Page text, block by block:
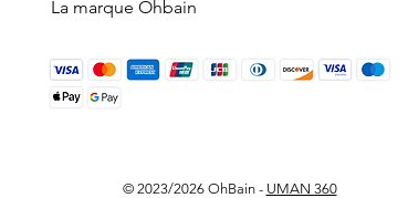
La marque Ohbain
© 2023/2026 OhBain - UMAN 360